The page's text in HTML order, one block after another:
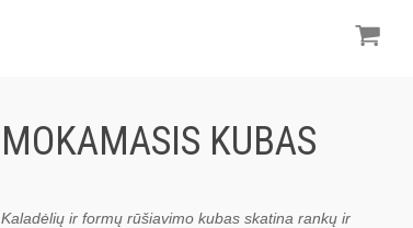
MOKAMASIS KUBAS
Kaladėlių ir formų rūšiavimo kubasskatina rankų ir